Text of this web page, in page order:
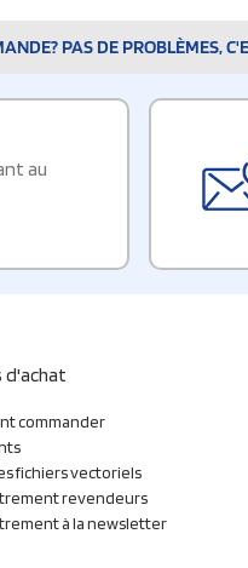
PAS DE PROBLÈMES,
au
d'achat
commander
fichiers vectoriels
revendeurs
à la newsletter